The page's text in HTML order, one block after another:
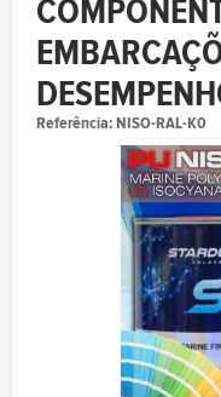
Referência:NISO-RAL-K0